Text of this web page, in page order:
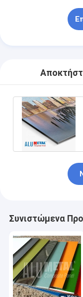
Συνιστώμενα